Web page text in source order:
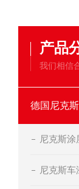
产品
我们相信
德国尼克
尼克斯涂
尼克斯车